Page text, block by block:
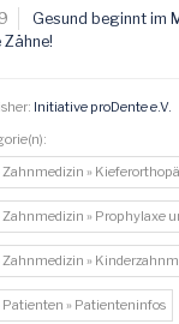
Gesund beginnt im
Initiative proDente e.V.
Zahnmedizin »
Zahnmedizin » Prophylaxe
Zahnmedizin »
Patienten » Patienteninfos